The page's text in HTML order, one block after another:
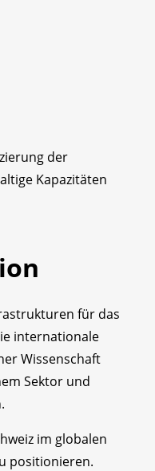
der
Kapazitäten
für das
internationale
Wissenschaft
Sektor und
im globalen
positionieren.